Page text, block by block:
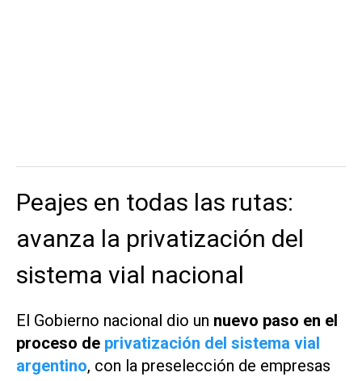
Peajes en todas las rutas:
avanza la privatización del
sistema vial nacional
El Gobierno nacional dio un nuevo paso en el
proceso de privatización del sistema vial
argentino, con la preselección de empresas